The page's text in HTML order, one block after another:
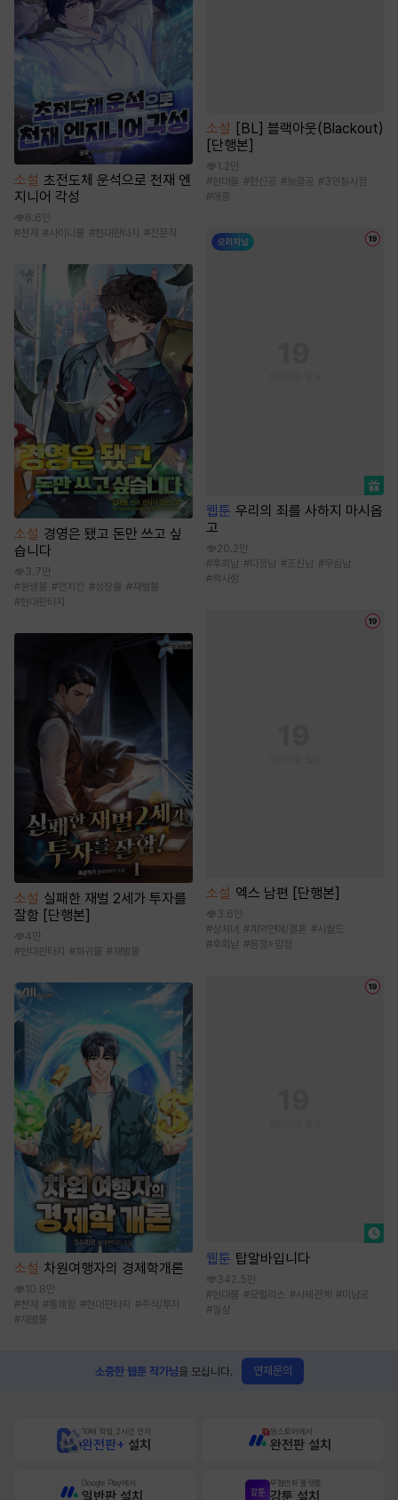
소설 초전도체 운석으로 천재 엔
지니어 각성
6.6만
#천재 #사이다물 #현대판타지 #전문직
소설 경영은 됐고 돈만 쓰고 싶
습니다
3.7만
# 환생물 #먼치킨 #성장물 # 재벌물
#현대판타지
소설 실패한 재벌 2세가 투자를
잘함 [단행본]
4만
#현대판타지 #회귀물 # 재벌물
소설 차원여행자의 경제학개론
10.8만
#천재 #통쾌함 #현대판타지 #주식/투자
# 재벌물
소설
[BL] 블랙아웃(Blackout)
[단행본]
1.2만
#현대물 #헌신공 #능글공 #3인칭시점
#애증
웹툰 우리의 죄를 사하지 마시옵
고
20.2만
#후회남 #다정남 #조신남 #무심남
#짝사랑
소설 엑스 남편 [단행본]
3.6만
#상처녀 #계약연애/결혼 #시월드
#후회남 #몸정>맘정
웹툰 탑알바입니다
342.5만
#현대물 #모럴리스 #사제관계 #미남공
#일상
소중한 웹툰 작가님을 모십니다. 연재문의
10배 적립, 2시간 먼저
완전판+ 설치
원스토어에서
완전판 설치
Google Play에서 무협만화 플랫폼